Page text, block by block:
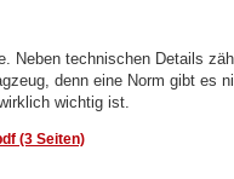
Neben technischen Details
denn eine Norm gibt es
wichtig ist.
(3 Seiten)